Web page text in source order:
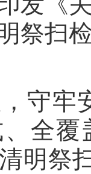
祭扫
牢安
全
明祭